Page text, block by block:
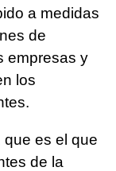
a medidas
de
empresas y
los
que es el que
de la